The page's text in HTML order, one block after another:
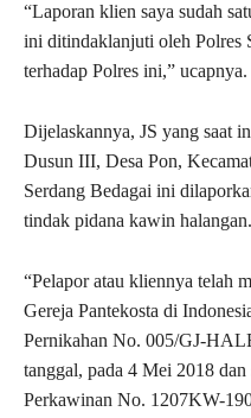
“Laporan klien saya sudah
ini ditindaklanjuti oleh Polres
terhadap Polres ini,” ucapnya.
Dijelaskannya, JS yang saat
Dusun III, Desa Pon,
Serdang Bedagai ini
tindak pidana kawin halangan.
“Pelapor atau kliennya telah
Gereja Pantekosta di
Pernikahan No. 005/GJ-
tanggal, pada 4 Mei 2018
Perkawinan No. 1207KW-